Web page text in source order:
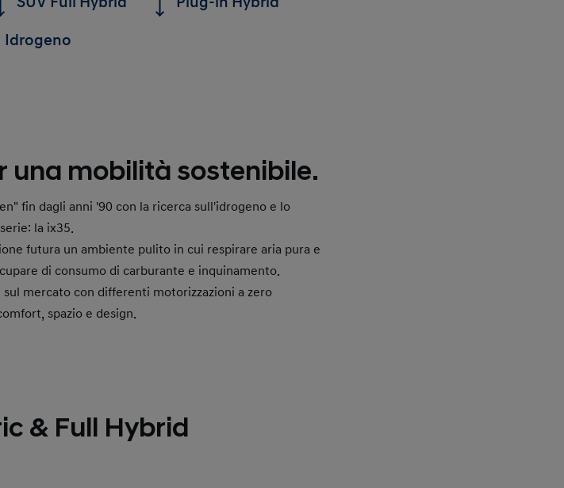
Idrogeno
una mobilità sostenibile.
fin dagli anni '90 con la ricerca sull'idrogeno e lo
la ix35.
futura un ambiente pulito in cui respirare aria pura e
di consumo di carburante e inquinamento.
mercato con differenti motorizzazioni a zero
spazio e design.
& Full Hybrid